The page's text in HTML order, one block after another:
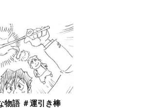
わりと奇妙な物語 ＃運引き棒